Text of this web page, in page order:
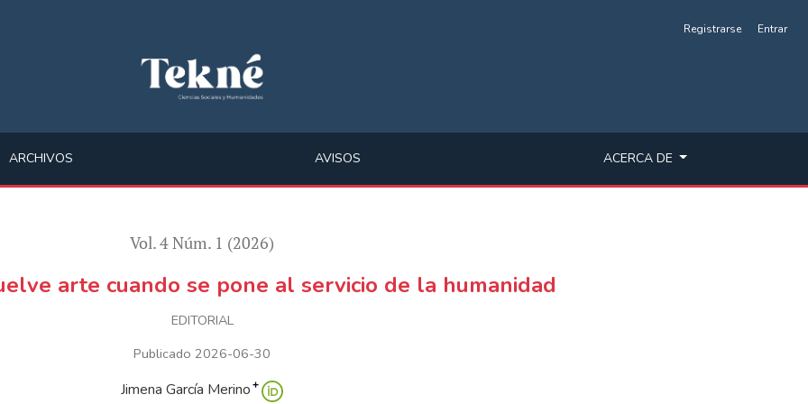
ARCHIVOS AVISOS ACERCA DE
Registrarse Entrar
Vol. 4 Núm. 1 (2026)
arte cuando se pone al servicio de la humanidad
EDITORIAL
Publicado 2026-06-30
Jimena García Merino +